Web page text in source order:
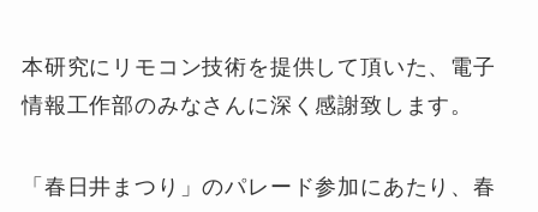
本研究にリモコン技術を提供して頂いた、電子
情報工作部のみなさんに深く感謝致します。
「春日井まつり」のパレード参加にあたり、春